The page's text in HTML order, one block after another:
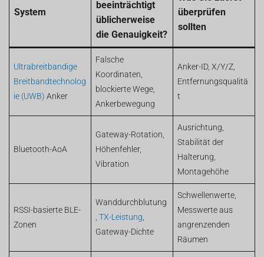
System
beeinträchtigt
üblicherweise
die Genauigkeit?
überprüfen
sollten
Ultrabreitbandige
Breitbandtechnolog
ie (UWB) Anker
Falsche
Koordinaten,
blockierte Wege,
Ankerbewegung
Anker-ID, X/Y/Z,
Entfernungsqualitä
t
Bluetooth-AoA
Gateway-Rotation,
Höhenfehler,
Vibration
Ausrichtung,
Stabilität der
Halterung,
Montagehöhe
RSSI-basierte BLE-
Zonen
Wanddurchblutung
,TX-Leistung,
Gateway-Dichte
Schwellenwerte,
Messwerte aus
angrenzenden
Räumen